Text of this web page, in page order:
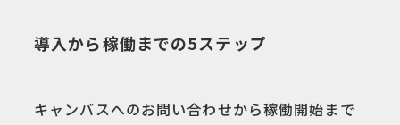
導入から稼働までの5ステップ
キャンバスへのお問い合わせから稼働開始まで